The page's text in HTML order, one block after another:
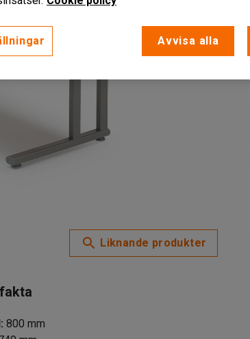
Liknande produkter
: 800 mm
Avvisa alla